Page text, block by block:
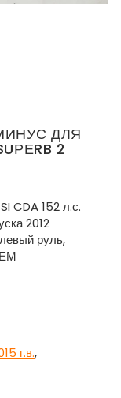
ДЛЯ
2
CDA 152 л.с.
2012
руль,
г.в.,